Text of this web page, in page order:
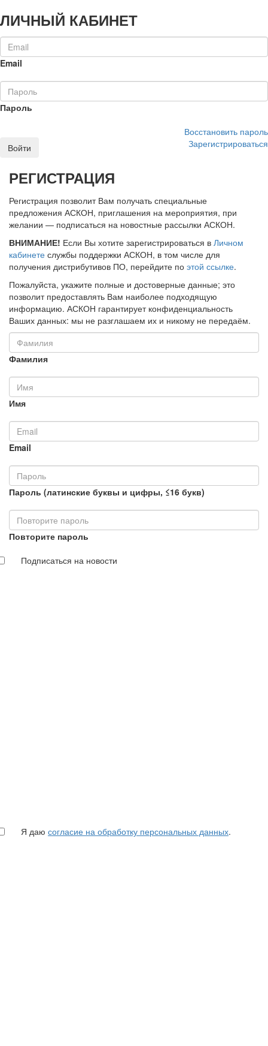
ЛИЧНЫЙ КАБИНЕТ
Email
Пароль
Восстановить пароль
Войти
Зарегистрироваться
РЕГИСТРАЦИЯ
Регистрация позволит Вам получать специальные
предложения АСКОН, приглашения на мероприятия, при
желании — подписаться на новостные рассылки АСКОН.
ВНИМАНИЕ! Если Вы хотите зарегистрироваться в Личном
кабинете службы поддержки АСКОН, в том числе для
получения дистрибутивов ПО, перейдите по этой ссылке.
Пожалуйста, укажите полные и достоверные данные; это
позволит предоставлять Вам наиболее подходящую
информацию. АСКОН гарантирует конфиденциальность
Ваших данных: мы не разглашаем их и никому не передаём.
Фамилия
Имя
Email
Пароль (латинские буквы и цифры, ≤16 букв)
Повторите пароль
Подписаться на новости
Я даю согласие на обработку персональных данных.